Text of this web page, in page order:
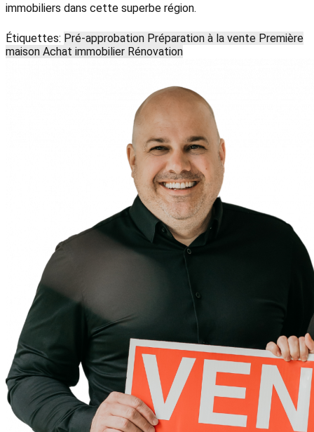
immobiliers dans cette superbe région.
Étiquettes: Pré-approbation Préparation à la vente Première
maison Achat immobilier Rénovation